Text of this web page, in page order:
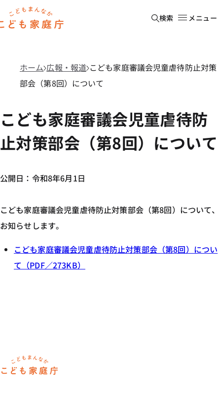
本文へ移動
検索 メニュー
ホーム 広報・報道 こども家庭審議会児童虐待防止対策
部会（第8回）について
こども家庭審議会児童虐待防
止対策部会（第8回）について
公開日：令和8年6月1日
こども家庭審議会児童虐待防止対策部会（第8回）について、
お知らせします。
こども家庭審議会児童虐待防止対策部会（第8回）につい
て（PDF／273KB）